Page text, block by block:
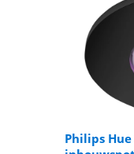
Philips